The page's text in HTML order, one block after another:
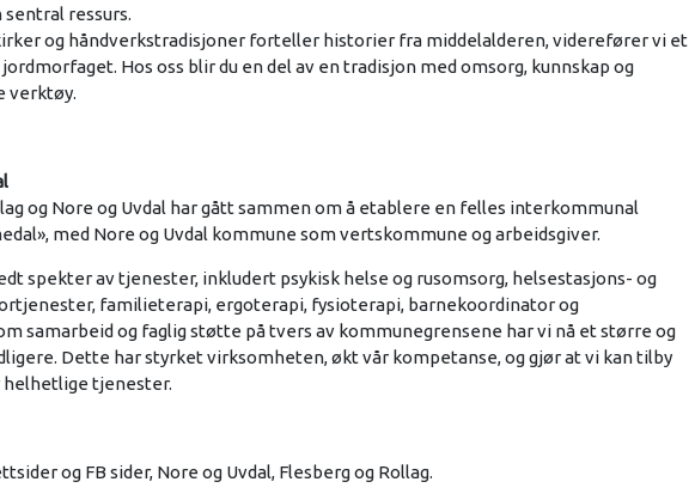
ressurs.
og håndverkstradisjoner forteller historier fra middelalderen, viderefører vi et
Hos oss blir du en del av en tradisjon med omsorg, kunnskap og
verktøy.
og Nore og Uvdal har gått sammen om å etablere en felles interkommunal
med Nore og Uvdal kommune som vertskommune og arbeidsgiver.
spekter av tjenester, inkludert psykisk helse og rusomsorg, helsestasjons- og
familieterapi, ergoterapi, fysioterapi, barnekoordinator og
samarbeid og faglig støtte på tvers av kommunegrensene har vi nå et større og
Dette har styrket virksomheten, økt vår kompetanse, og gjør at vi kan tilby
helhetlige tjenester.
og FB sider, Nore og Uvdal, Flesberg og Rollag.